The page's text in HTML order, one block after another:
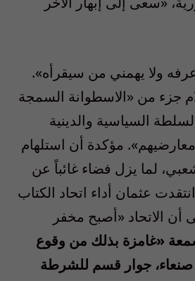
ولا يهمني من سيقرأه».
جزء من «الاسطوانة السمجة
السياسية والدينية
مؤكدة أن استلهام
لما يزل فضاء غائباً عن
عثمان أداء اتحاد الكتاب
أن الاتحاد «أصبح مخفر
«غامزة بذلك من وقوع
جوار قسم للشرطة